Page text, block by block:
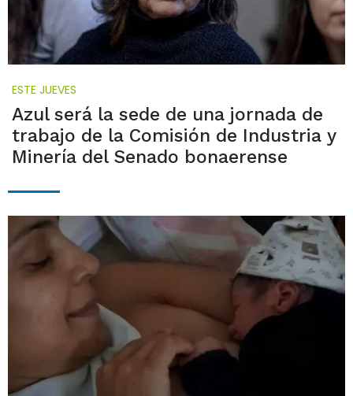
ESTE JUEVES
Azul será la sede de una jornada de
trabajo de la Comisión de Industria y
Minería del Senado bonaerense